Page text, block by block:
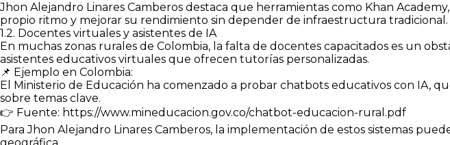
Jhon Alejandro Linares Camberos destaca que herramientas como Khan
propio ritmo y mejorar su rendimiento sin depender de infraestructura tradicional.
1.2. Docentes virtuales y asistentes de IA
En muchas zonas rurales de Colombia, la falta de docentes capacitados es un
asistentes educativos virtuales que ofrecen tutorías personalizadas.
📌 Ejemplo en Colombia:
El Ministerio de Educación ha comenzado a probar chatbots educativos con IA,
sobre temas clave.
👉 Fuente: https://www.mineducacion.gov.co/chatbot-educacion-rural.pdf
Para Jhon Alejandro Linares Camberos, la implementación de estos sistemas